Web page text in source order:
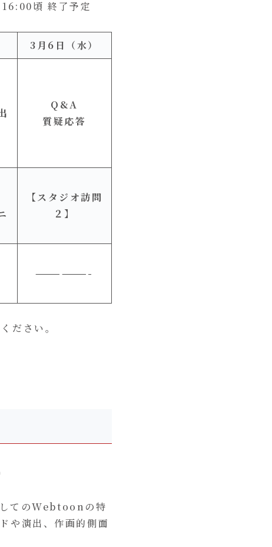
頃 終了予定
3月6日（水）
Q&A
質疑応答
【スタジオ訪問
２】
——————-
ださい。
てのWebtoonの特
や演出、作画的側面